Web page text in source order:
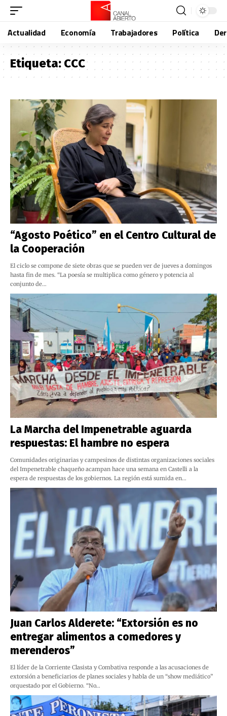
Actualidad Economía Trabajadores Política
Etiqueta:CCC
“Agosto Poético” en el Centro Cultural de
la Cooperación
El ciclo se compone de siete obras que se pueden ver de jueves a domingos
hasta fin de mes. “La poesía se multiplica como género y potencia al
conjunto de…
La Marcha del Impenetrable aguarda
respuestas: El hambre no espera
Comunidades originarias y campesinos de distintas organizaciones sociales
del Impenetrable chaqueño acampan hace una semana en Castelli a la
espera de respuestas de los gobiernos. La región está sumida en…
Juan Carlos Alderete: “Extorsión es no
entregar alimentos a comedores y
merenderos”
El líder de la Corriente Clasista y Combativa responde a las acusaciones de
extorsión a beneficiarios de planes sociales y habla de un “show mediático”
orquestado por el Gobierno. “No…